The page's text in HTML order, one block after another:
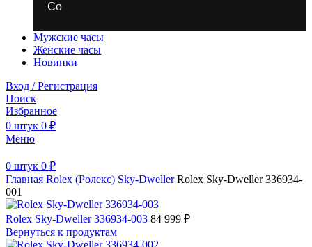
Co
Мужские часы
Женские часы
Новинки
Вход / Регистрация
Поиск
Избранное
0 штук 0 ₽
Меню
0 штук 0 ₽
Главная Rolex (Ролекс) Sky-DwellerRolex Sky-Dweller 336934-
001
Rolex Sky-Dweller 336934-003 84 999 ₽
Вернуться к продуктам